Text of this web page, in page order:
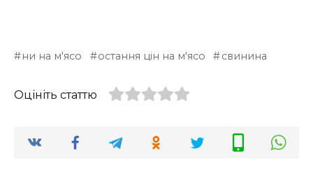
ни на м'ясо остання цін на м'ясо свинина
Оцініть статтю